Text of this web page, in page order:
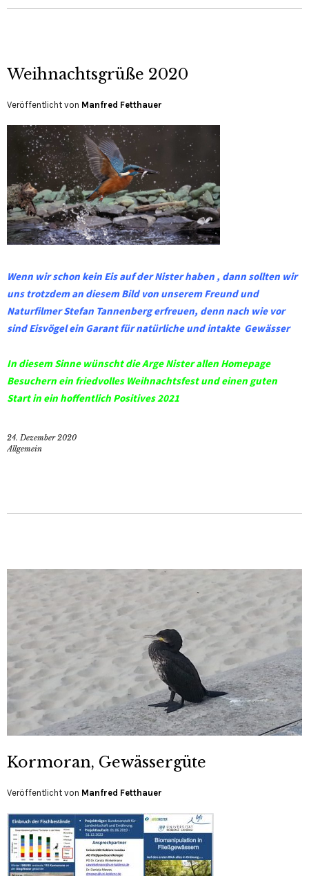
Weihnachtsgrüße 2020
Veröffentlicht von Manfred Fetthauer
Wenn wir schon kein Eis auf der Nister haben , dann sollten wir
unstrotzdem an diesem Bild von unserem Freund und
Naturfilmer Stefan Tannenbergerfreuen, denn nach wie vor
sind Eisvögel ein Garant für natürliche und intakte Gewässer
In diesem Sinne wünscht die Arge Nister allen Homepage
Besuchern ein friedvolles Weihnachtsfest und einen guten
Start in ein hoffentlich Positives 2021
24. Dezember 2020
Allgemein
Kormoran, Gewässergüte
Veröffentlicht von Manfred Fetthauer